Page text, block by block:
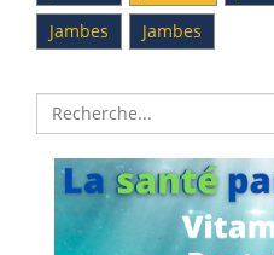
Jambes
Jambes